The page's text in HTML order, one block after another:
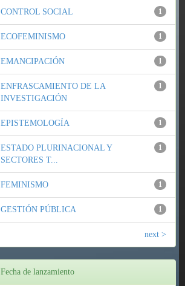
1
CONTROL SOCIAL
1
ECOFEMINISMO
1
EMANCIPACIÓN
1
ENFRASCAMIENTO DE LA
INVESTIGACIÓN
1
EPISTEMOLOGÍA
1
ESTADO PLURINACIONAL Y
SECTORES T...
1
FEMINISMO
1
GESTIÓN PÚBLICA
next >
Fecha de lanzamiento